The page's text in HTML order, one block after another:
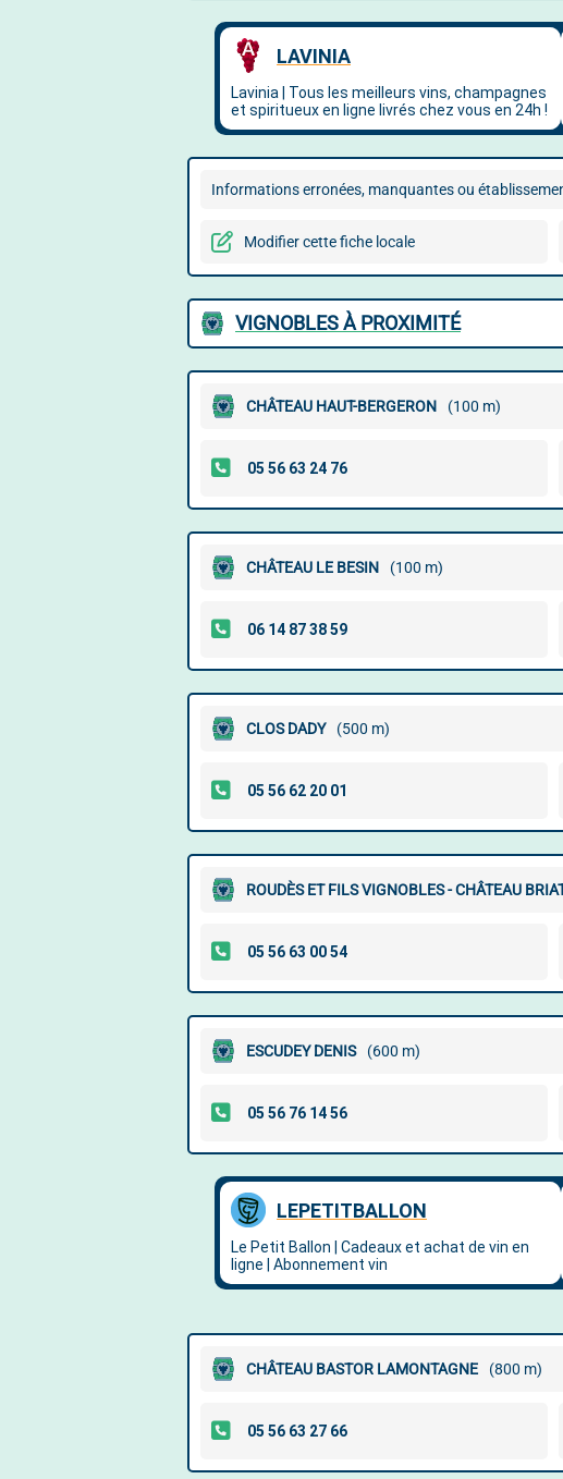
Informations erronées, manquantes ou
Modifier cette fiche locale
VIGNOBLES À PROXIMITÉ
CHÂTEAU HAUT-BERGERON (100 m)
CHÂTEAU LE BESIN (100 m)
CLOS DADY (500 m)
ROUDÈS ET FILS VIGNOBLES - CHÂTEAU
ESCUDEY DENIS (600 m)
CHÂTEAU BASTOR LAMONTAGNE (800 m)